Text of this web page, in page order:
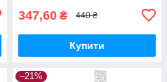
347,60 ₴ 440 ₴
Купити
–21%